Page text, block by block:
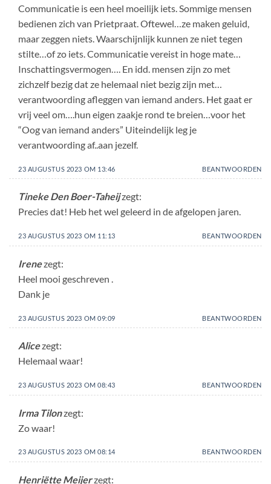
Communicatie is een heel moeilijk iets. Sommige mensen
bedienen zich van Prietpraat. Oftewel…ze maken geluid,
maar zeggen niets. Waarschijnlijk kunnen ze niet tegen
stilte…of zo iets. Communicatie vereist in hoge mate…
Inschattingsvermogen…. En idd. mensen zijn zo met
zichzelf bezig dat ze helemaal niet bezig zijn met…
verantwoording afleggen van iemand anders. Het gaat er
vrij veel om….hun eigen zaakje rond te breien…voor het
“Oog van iemand anders” Uiteindelijk leg je
verantwoording af..aan jezelf.
23 AUGUSTUS 2023 OM 13:46 BEANTWOORDEN
Tineke Den Boer-Taheijzegt:
Precies dat! Heb het wel geleerd in de afgelopen jaren.
23 AUGUSTUS 2023 OM 11:13 BEANTWOORDEN
Irenezegt:
Heel mooi geschreven .
Dank je
23 AUGUSTUS 2023 OM 09:09 BEANTWOORDEN
Alicezegt:
Helemaal waar!
23 AUGUSTUS 2023 OM 08:43 BEANTWOORDEN
Irma Tilonzegt:
Zo waar!
23 AUGUSTUS 2023 OM 08:14 BEANTWOORDEN
Henriëtte Meijerzegt: